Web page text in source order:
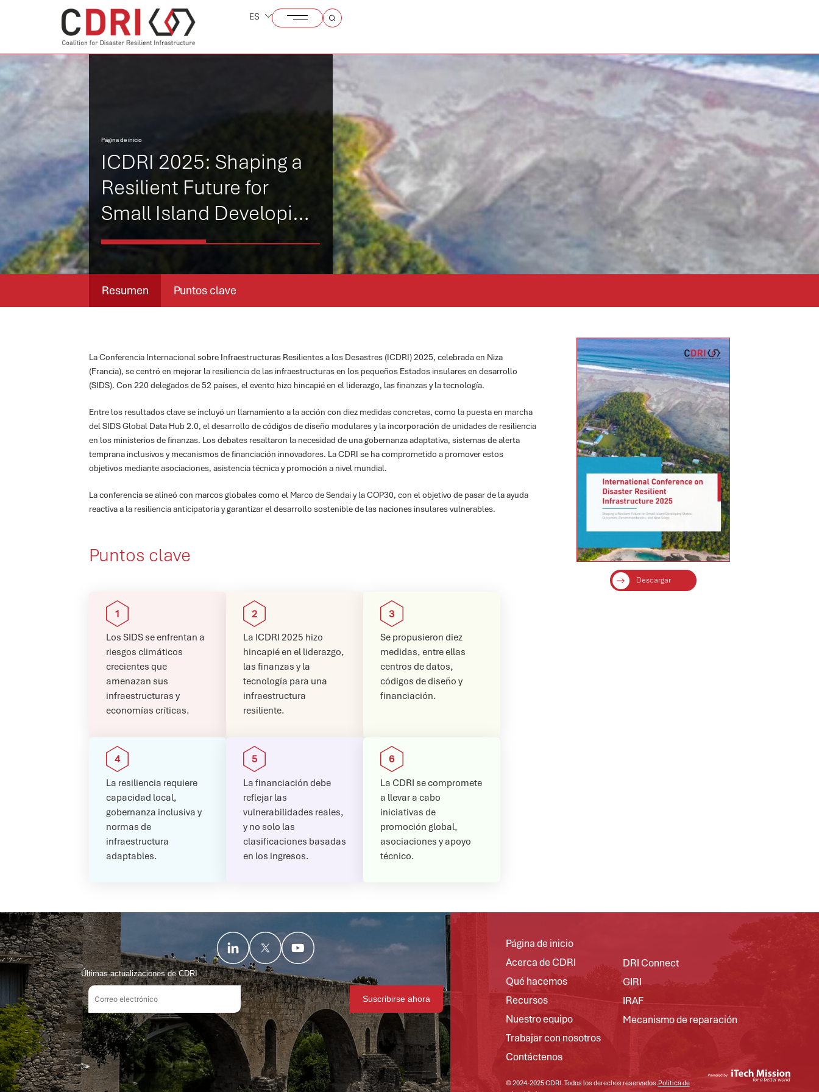
ES
Página de inicio
ICDRI 2025: Shaping a
Resilient Future for
Small Island Developing
States: Outcomes,
Recommendations, and
Next Steps
Resumen Puntos clave
La Conferencia Internacional sobre Infraestructuras Resilientes a los Desastres (ICDRI) 2025, celebrada en Niza
(Francia), se centró en mejorar la resiliencia de las infraestructuras en los pequeños Estados insulares en desarrollo
(SIDS). Con 220 delegados de 52 países, el evento hizo hincapié en el liderazgo, las finanzas y la tecnología.
Entre los resultados clave se incluyó un llamamiento a la acción con diez medidas concretas, como la puesta en marcha
del SIDS Global Data Hub 2.0, el desarrollo de códigos de diseño modulares y la incorporación de unidades de resiliencia
en los ministerios de finanzas. Los debates resaltaron la necesidad de una gobernanza adaptativa, sistemas de alerta
temprana inclusivos y mecanismos de financiación innovadores. La CDRI se ha comprometido a promover estos
objetivos mediante asociaciones, asistencia técnica y promoción a nivel mundial.
La conferencia se alineó con marcos globales como el Marco de Sendai y la COP30, con el objetivo de pasar de la ayuda
reactiva a la resiliencia anticipatoria y garantizar el desarrollo sostenible de las naciones insulares vulnerables.
Puntos clave
Los SIDS se enfrentan a
riesgos climáticos
crecientes que
amenazan sus
infraestructuras y
economías críticas.
La ICDRI 2025 hizo
hincapié en el liderazgo,
las finanzas y la
tecnología para una
infraestructura
resiliente.
Se propusieron diez
medidas, entre ellas
centros de datos,
códigos de diseño y
financiación.
La resiliencia requiere
capacidad local,
gobernanza inclusiva y
normas de
infraestructura
adaptables.
La financiación debe
reflejar las
vulnerabilidades reales,
y no solo las
clasificaciones basadas
en los ingresos.
La CDRI se compromete
a llevar a cabo
iniciativas de
promoción global,
asociaciones y apoyo
técnico.
Descargar
Últimas actualizaciones de CDRI
Página de inicio
Acerca de CDRI
Qué hacemos
Recursos
Nuestro equipo
Trabajar con nosotros
Contáctenos
DRI Connect
GIRI
IRAF
Mecanismo de reparación
© 2024-2025 CDRI. Todos los derechos reservados.Política de